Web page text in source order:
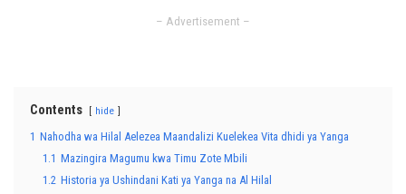
– Advertisement –
Contents hide
1 Nahodha wa Hilal Aelezea Maandalizi Kuelekea Vita dhidi ya Yanga
1.1 Mazingira Magumu kwa Timu Zote Mbili
1.2 Historia ya Ushindani Kati ya Yanga na Al Hilal